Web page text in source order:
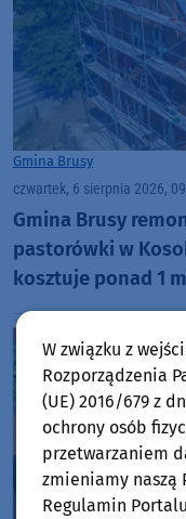
Gmina Brusy
czwartek, 6 sierpnia 2026,
Gmina Brusy
pastorówki w
kosztuje ponad 1
W związku z
Rozporządzenia
(UE) 2016/679 z
ochrony osób
przetwarzaniem
zmieniamy naszą
Regulamin